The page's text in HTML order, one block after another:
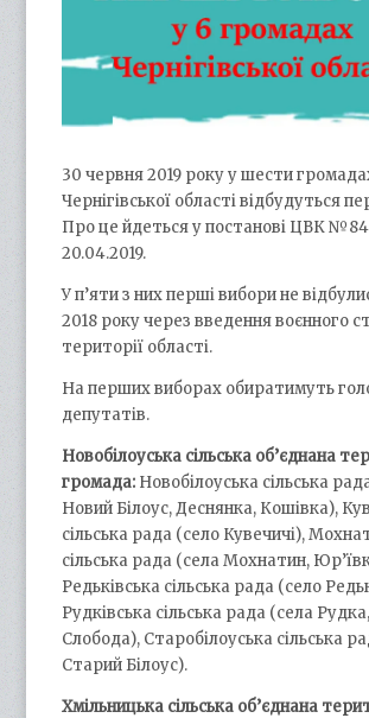
30 червня 2019 року у шести
Чернігівської області відбудуться
Про це йдеться у постанові ЦВК
20.04.2019.
У п’яти з них перші вибори не
2018 року через введення воєнного
території області.
На перших виборах обиратимуть
депутатів.
Новобілоуська сільська об’єднана
громада: Новобілоуська сільська
Новий Білоус, Деснянка, Кошівка),
сільська рада (село Кувечичі),
сільська рада (села Мохнатин,
Редьківська сільська рада (село
Рудківська сільська рада (села
Слобода), Старобілоуська сільська
Старий Білоус).
Хмільницька сільська об’єднана